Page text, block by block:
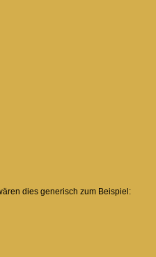
dies generisch zum Beispiel: